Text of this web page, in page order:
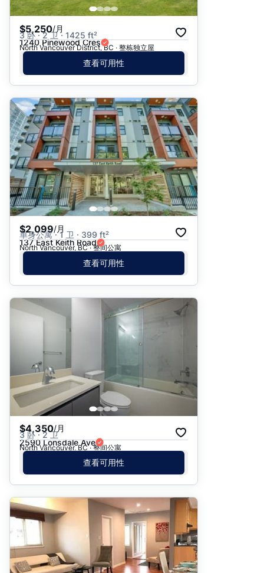
$5,250/月
3 卧 · 2 卫 · 1425 ft²
1240 Pinewood Cres
North Vancouver District, BC · 整栋独立屋
查看可用性
$2,099/月
单身公寓 · 1 卫 · 399 ft²
137 East Keith Road
North Vancouver, BC · 整间公寓
查看可用性
$4,350/月
3 卧 · 2 卫
2590 Lonsdale Ave
North Vancouver, BC · 整间公寓
查看可用性